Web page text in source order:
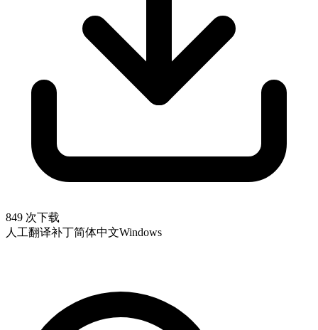
849 次下载
人工翻译补丁简体中文Windows